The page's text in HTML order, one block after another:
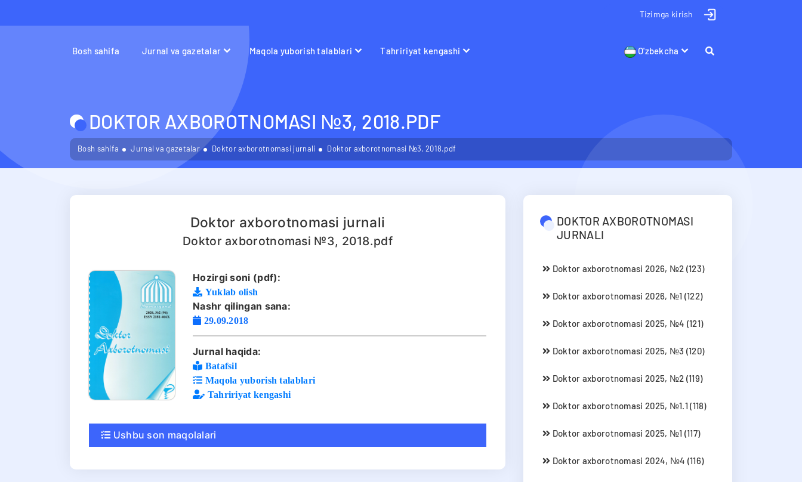
Tizimga kirish
Bosh sahifa Jurnal va gazetalar Maqola yuborish talablari Tahririyat kengashi O'zbekcha
DOKTOR AXBOROTNOMASI №3, 2018.PDF
Bosh sahifa Jurnal va gazetalar Doktor axborotnomasi jurnali Doktor axborotnomasi №3, 2018.pdf
Doktor axborotnomasi jurnali
Doktor axborotnomasi №3, 2018.pdf
Hozirgi soni (pdf):
Yuklab olish
Nashr qilingan sana:
29.09.2018
Jurnal haqida:
Batafsil
Maqola yuborish talablari
Tahririyat kengashi
Ushbu son maqolalari
DOKTOR AXBOROTNOMASI
JURNALI
Doktor axborotnomasi 2026, №2 (123)
Doktor axborotnomasi 2026, №1 (122)
Doktor axborotnomasi 2025, №4 (121)
Doktor axborotnomasi 2025, №3 (120)
Doktor axborotnomasi 2025, №2 (119)
Doktor axborotnomasi 2025, №1.1 (118)
Doktor axborotnomasi 2025, №1 (117)
Doktor axborotnomasi 2024, №4 (116)